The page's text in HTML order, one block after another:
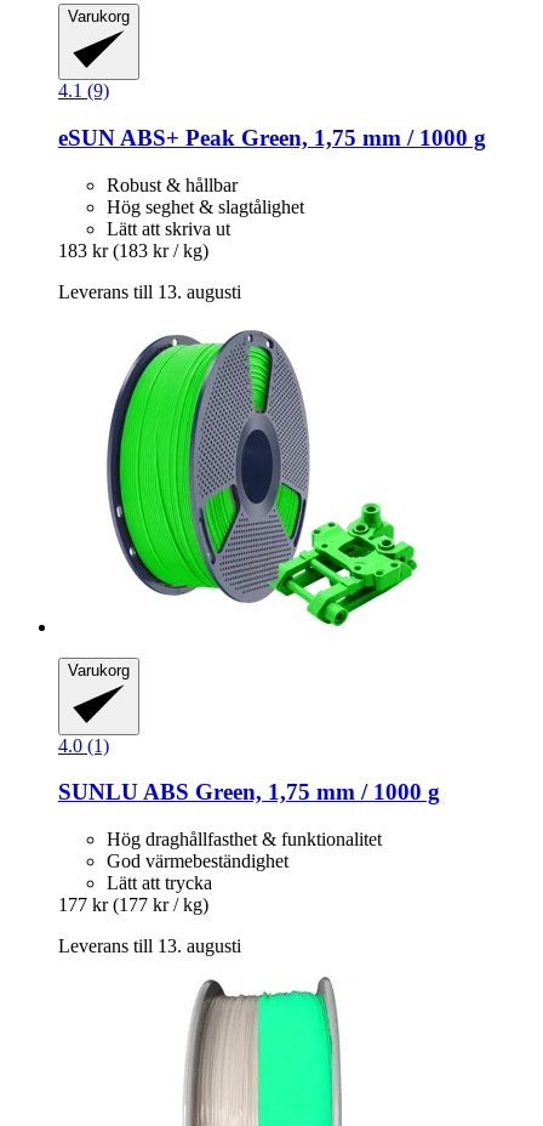
Varukorg
4.1 (9)
eSUN ABS+ Peak Green, 1,75 mm / 1000 g
Robust & hållbar
Hög seghet & slagtålighet
Lätt att skriva ut
183 kr (183 kr / kg)
Leverans till 13. augusti
Varukorg
4.0 (1)
SUNLUABS Green, 1,75 mm / 1000 g
Hög draghållfasthet & funktionalitet
God värmebeständighet
Lätt att trycka
177 kr (177 kr / kg)
Leverans till 13. augusti